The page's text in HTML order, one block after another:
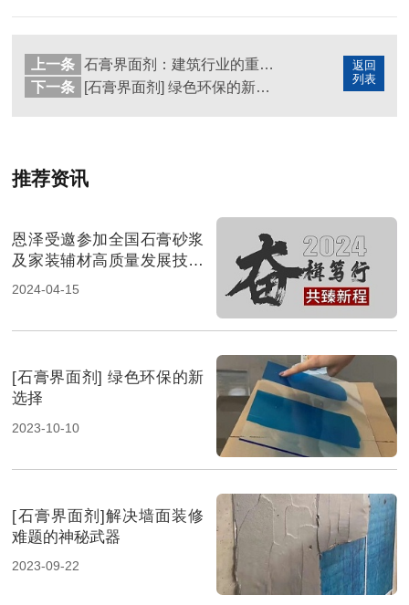
返回
列表
上一条
石膏界面剂：建筑行业的重要角色与其发展潜力
下一条
[石膏界面剂] 绿色环保的新选择
推荐资讯
恩泽受邀参加全国石膏砂浆
及家装辅材高质量发展技术
交流会
2024-04-15
[石膏界面剂] 绿色环保的新
选择
2023-10-10
[石膏界面剂]解决墙面装修
难题的神秘武器
2023-09-22